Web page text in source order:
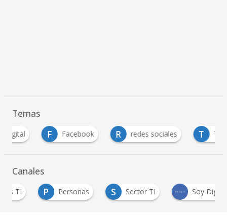
Temas
F
Facebook R redes sociales T Twitter
Canales
P Personas S Sector TI Soy Digital